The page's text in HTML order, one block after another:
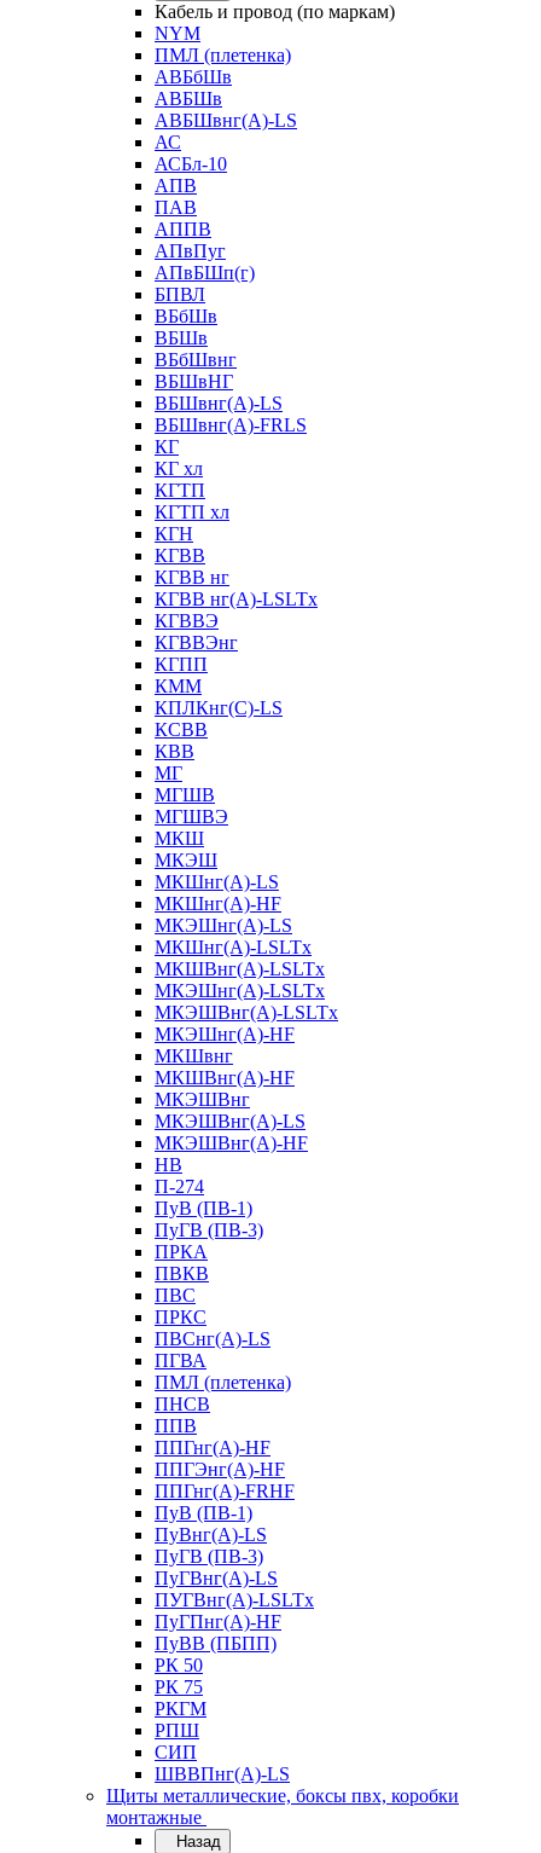
Кабель и провод (по маркам)
NYM
ПМЛ (плетенка)
АВБбШв
АВБШв
АВБШвнг(А)-LS
АС
АСБл-10
АПВ
ПАВ
АППВ
АПвПуг
АПвБШп(г)
БПВЛ
ВБбШв
ВБШв
ВБбШвнг
ВБШвНГ
ВБШвнг(А)-LS
ВБШвнг(А)-FRLS
КГ
КГ хл
КГТП
КГТП хл
КГН
КГВВ
КГВВ нг
КГВВ нг(А)-LSLTx
КГВВЭ
КГВВЭнг
КГПП
КММ
КПЛКнг(C)-LS
КСВВ
КВВ
МГ
МГШВ
МГШВЭ
МКШ
МКЭШ
МКШнг(А)-LS
МКШнг(А)-HF
МКЭШнг(А)-LS
МКШнг(А)-LSLTx
МКШВнг(A)-LSLTx
МКЭШнг(А)-LSLTx
МКЭШВнг(A)-LSLTx
МКЭШнг(А)-HF
МКШвнг
МКШВнг(А)-HF
МКЭШВнг
МКЭШВнг(А)-LS
МКЭШВнг(А)-HF
НВ
П-274
ПуВ (ПВ-1)
ПуГВ (ПВ-3)
ПРКА
ПВКВ
ПВС
ПРКС
ПВСнг(А)-LS
ПГВА
ПМЛ (плетенка)
ПНСВ
ППВ
ППГнг(А)-HF
ППГЭнг(А)-HF
ППГнг(А)-FRHF
ПуВ (ПВ-1)
ПуВнг(А)-LS
ПуГВ (ПВ-3)
ПуГВнг(А)-LS
ПУГВнг(А)-LSLTx
ПуГПнг(А)-HF
ПуВВ (ПБПП)
РК 50
РК 75
РКГМ
РПШ
СИП
ШВВПнг(А)-LS
Щиты металлические, боксы пвх, коробки
монтажные
Назад